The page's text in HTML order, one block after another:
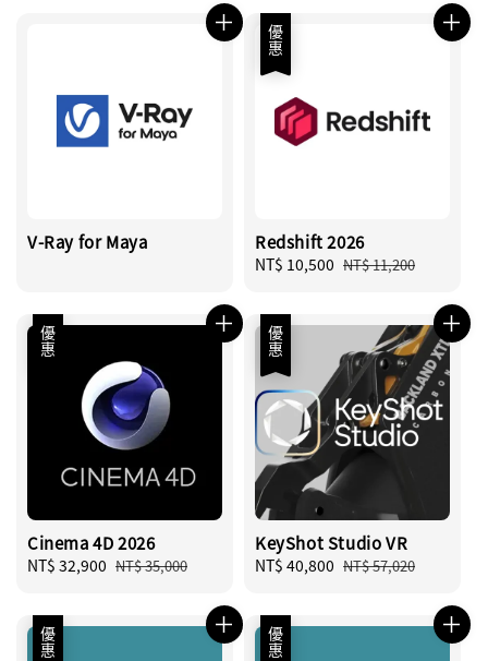
V-Ray for Maya
優惠
Redshift 2026
Sale
NT$ 10,500 Regular
NT$ 11,200
優惠
Cinema 4D 2026
Sale
NT$ 32,900 Regular
NT$ 35,000
優惠
KeyShot Studio VR
Sale
NT$ 40,800 Regular
NT$ 57,020
優惠 優惠